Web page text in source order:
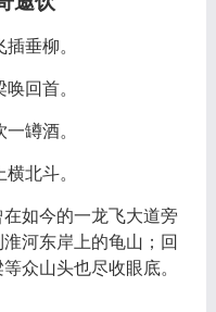
垂柳。
回首。
罇酒。
北斗。
在如今的一龙飞大道旁
河东岸上的龟山；回
众山头也尽收眼底。